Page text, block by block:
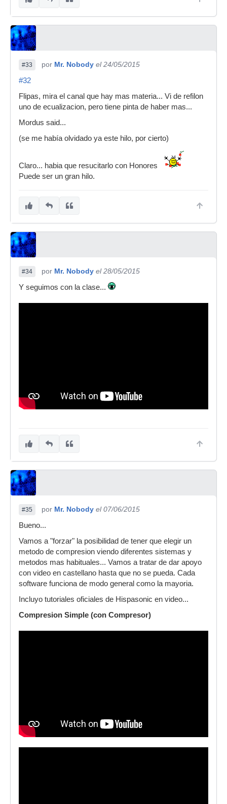
#33 por Mr. Nobody el 24/05/2015
#32
Flipas, mira el canal que hay mas materia... Vi de refilon
uno de ecualizacion, pero tiene pinta de haber mas...
Mordus said...
(se me había olvidado ya este hilo, por cierto)
Claro... habia que resucitarlo con Honores
Puede ser un gran hilo.
#34 por Mr. Nobody el 28/05/2015
Y seguimos con la clase...
#35 por Mr. Nobody el 07/06/2015
Bueno...
Vamos a "forzar" la posibilidad de tener que elegir un
metodo de compresion viendo diferentes sistemas y
metodos mas habituales... Vamos a tratar de dar apoyo
con video en castellano hasta que no se pueda. Cada
software funciona de modo general como la mayoria.
Incluyo tutoriales oficiales de Hispasonic en video...
Compresion Simple (con Compresor)